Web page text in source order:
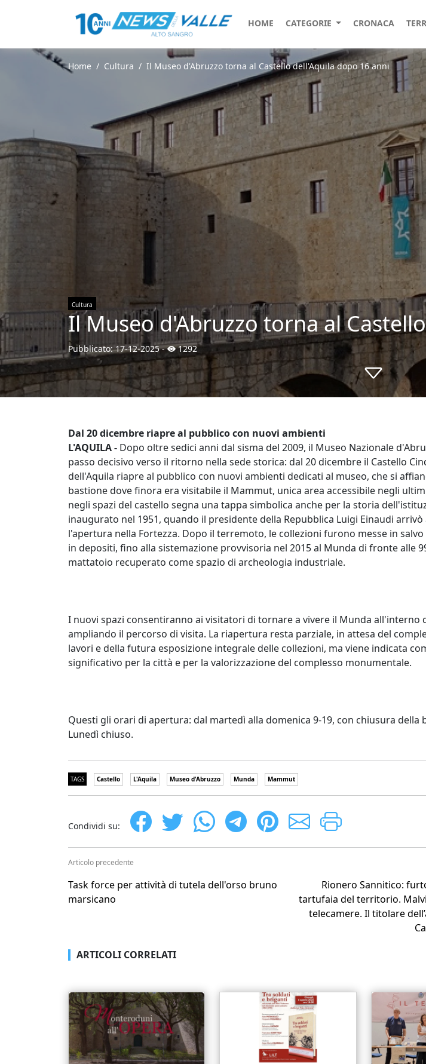
HOME CATEGORIE CRONACA
Home Cultura Il Museo d'Abruzzo torna al Castello dell'Aquila dopo 16 anni
Cultura
Il Museo d'Abruzzo torna al
Pubblicato:17-12-2025- 1292
Dal 20 dicembre riapre al pubblico con nuovi ambienti
L'AQUILA - Dopo oltre sedici anni dal sisma del 2009, il Museo Nazionale
passo decisivo verso il ritorno nella sede storica: dal 20 dicembre il Castello
dell'Aquila riapre al pubblico con nuovi ambienti dedicati al museo, che si
bastione dove finora era visitabile il Mammut, unica area accessibile negli
negli spazi del castello segna una tappa simbolica anche per la storia
inaugurato nel 1951, quando il presidente della Repubblica Luigi Einaudi
l'apertura nella Fortezza. Dopo il terremoto, le collezioni furono messe in
in depositi, fino alla sistemazione provvisoria nel 2015 al Munda di fronte alle
mattatoio recuperato come spazio di archeologia industriale.
I nuovi spazi consentiranno ai visitatori di tornare a vivere il Munda all'interno
ampliando il percorso di visita. La riapertura resta parziale, in attesa del
lavori e della futura esposizione integrale delle collezioni, ma viene indicata
significativo per la città e per la valorizzazione del complesso monumentale.
Questi gli orari di apertura: dal martedì alla domenica 9-19, con chiusura della
Lunedì chiuso.
TAGS Castello L'Aquila Museo d'Abruzzo Munda Mammut
Condividi su:
Articolo precedente
Task force per attività di tutela dell'orso bruno
marsicano
Rionero Sannitico:
tartufaia del territorio.
telecamere. Il titolare
ARTICOLI CORRELATI